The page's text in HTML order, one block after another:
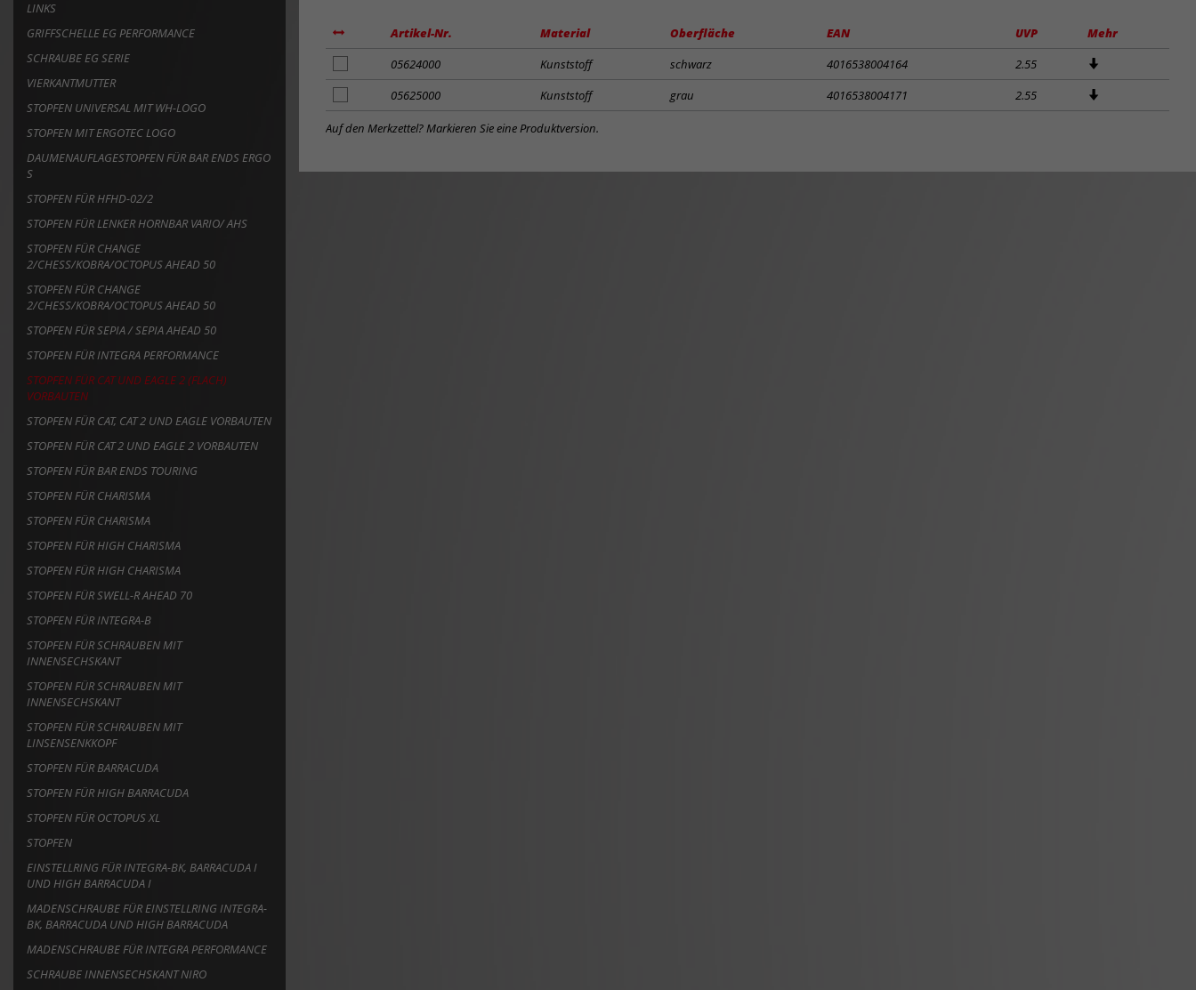
LINKS
GRIFFSCHELLE EG PERFORMANCE
SCHRAUBE EG SERIE
VIERKANTMUTTER
STOPFEN UNIVERSAL MIT WH-LOGO
STOPFEN MIT ERGOTEC LOGO
DAUMENAUFLAGESTOPFEN FÜR BAR ENDS ERGO
S
STOPFEN FÜR HFHD-02/2
STOPFEN FÜR LENKER HORNBAR VARIO/ AHS
STOPFEN FÜR CHANGE
2/CHESS/KOBRA/OCTOPUS AHEAD 50
STOPFEN FÜR CHANGE
2/CHESS/KOBRA/OCTOPUS AHEAD 50
STOPFEN FÜR SEPIA / SEPIA AHEAD 50
STOPFEN FÜR INTEGRA PERFORMANCE
STOPFEN FÜR CAT UND EAGLE 2 (FLACH)
VORBAUTEN
STOPFEN FÜR CAT, CAT 2 UND EAGLE VORBAUTEN
STOPFEN FÜR CAT 2 UND EAGLE 2 VORBAUTEN
STOPFEN FÜR BAR ENDS TOURING
STOPFEN FÜR CHARISMA
STOPFEN FÜR CHARISMA
STOPFEN FÜR HIGH CHARISMA
STOPFEN FÜR HIGH CHARISMA
STOPFEN FÜR SWELL-R AHEAD 70
STOPFEN FÜR INTEGRA-B
STOPFEN FÜR SCHRAUBEN MIT
INNENSECHSKANT
STOPFEN FÜR SCHRAUBEN MIT
INNENSECHSKANT
STOPFEN FÜR SCHRAUBEN MIT
LINSENSENKKOPF
STOPFEN FÜR BARRACUDA
STOPFEN FÜR HIGH BARRACUDA
STOPFEN FÜR OCTOPUS XL
STOPFEN
EINSTELLRING FÜR INTEGRA-BK, BARRACUDA I
UND HIGH BARRACUDA I
MADENSCHRAUBE FÜR EINSTELLRING INTEGRA-
BK, BARRACUDA UND HIGH BARRACUDA
MADENSCHRAUBE FÜR INTEGRA PERFORMANCE
SCHRAUBE INNENSECHSKANT NIRO
Artikel-Nr. Material Oberfläche EAN UVP
Mehr
zum
hinzufügen
05624000 Kunststoff schwarz 4016538004164
2.55
zum
Merkzettel
05625000 Kunststoff grau 4016538004171 2.55
Auf den Merkzettel? Markieren Sie eine Produktversion.